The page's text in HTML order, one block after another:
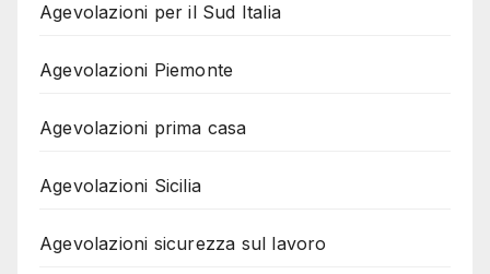
Agevolazioni per il Sud Italia
Agevolazioni Piemonte
Agevolazioni prima casa
Agevolazioni Sicilia
Agevolazioni sicurezza sul lavoro